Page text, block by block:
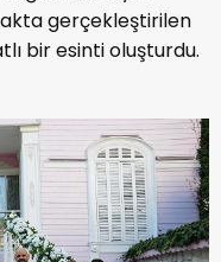
gerçekleştirilen
bir esinti oluşturdu.